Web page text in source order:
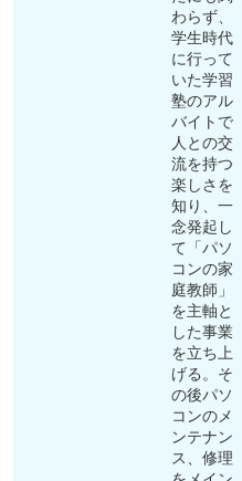
わらず、
学生時代
に行って
いた学習
塾のアル
バイトで
人との交
流を持つ
楽しさを
知り、一
念発起し
て「パソ
コンの家
庭教師」
を主軸と
した事業
を立ち上
げる。そ
の後パソ
コンのメ
ンテナン
ス、修理